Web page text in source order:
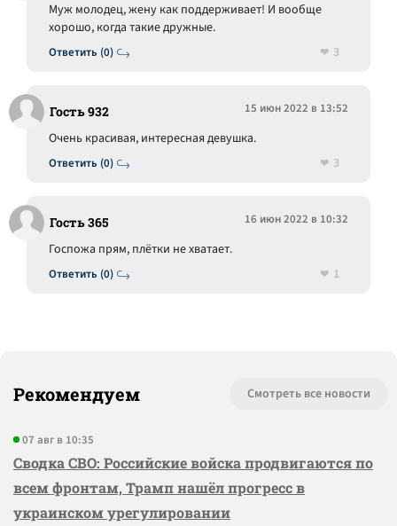
Ответить (0)
Муж молодец, жену как поддерживает! И вообще
хорошо, когда такие дружные.
3
Гость 932 15 июн 2022 в 13:52
Ответить (0)
Очень красивая, интересная девушка.
3
Гость 365 16 июн 2022 в 10:32
Ответить (0)
Госпожа прям, плётки не хватает.
1
Рекомендуем Смотреть все новости
07 авг в 10:35
Сводка СВО: Российские войска продвигаются по
всем фронтам, Трамп нашёл прогресс в
украинском урегулировании